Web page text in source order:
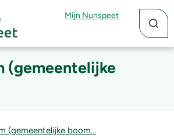
Mijn Nunspeet
(gemeentelijke
(gemeentelijke boom…